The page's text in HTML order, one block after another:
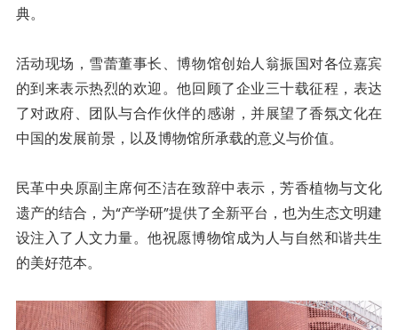
典。
活动现场，雪蕾董事长、博物馆创始人翁振国对各位嘉宾
的到来表示热烈的欢迎。他回顾了企业三十载征程，表达
了对政府、团队与合作伙伴的感谢，并展望了香氛文化在
中国的发展前景，以及博物馆所承载的意义与价值。
民革中央原副主席何丕洁在致辞中表示，芳香植物与文化
遗产的结合，为“产学研”提供了全新平台，也为生态文明建
设注入了人文力量。他祝愿博物馆成为人与自然和谐共生
的美好范本。